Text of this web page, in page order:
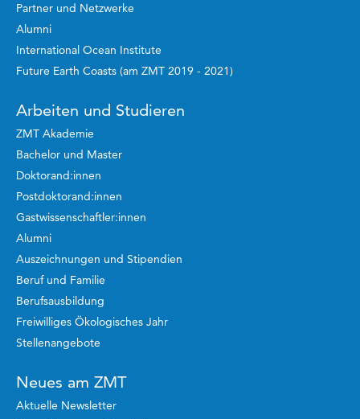
Partner und Netzwerke
Alumni
International Ocean Institute
Future Earth Coasts (am ZMT 2019 - 2021)
Arbeiten und Studieren
ZMT Akademie
Bachelor und Master
Doktorand:innen
Postdoktorand:innen
Gastwissenschaftler:innen
Alumni
Auszeichnungen und Stipendien
Beruf und Familie
Berufsausbildung
Freiwilliges Ökologisches Jahr
Stellenangebote
Neues am ZMT
Aktuelle Newsletter